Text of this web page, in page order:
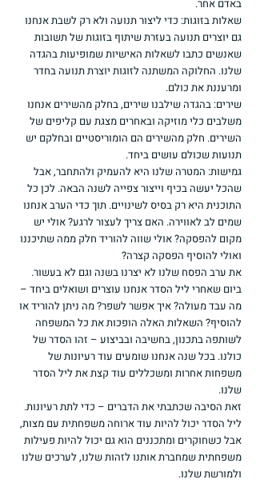
באדם אחר.
שאלות בזוגות: כדי ליצור תנועה ולא רק לשבת אנחנו
גם יוצרים תנועה בעזרת שיתוף בזוגות של תשובות
שאנשים כתבו לשאלות האישיות שמופיעות בהגדה
שלנו. החלוקה המשתנה לזוגות יוצרת תנועה בחדר
ומרעננת את כולם.
שירים: בהגדה שילבנו שירים, בחלק מהשירים אנחנו
משלבים כלי מוזיקה ובאחרים מצגת עם קליפים של
השירים. חלק מהשירים הם הומוריסטיים ובחלקם יש
תנועות שכולם עושים ביחד.
גמישות: המטרה שלנו היא להעמיק ולהתחבר, אבל
שהכל יעשה בכיף וייצור צפייה לשנה הבאה. לכן כל
התוכנית היא רק בסיס לשינויים. תוך כדי הערב אנחנו
שמים לב לאווירה. האם צריך לעצור לרגע? אולי יש
מקום להפסקה? אולי שווה להוריד חלק ממה שתיכננו
ואולי להוסיף הפסקה קצרה?
את ערב הפסח שלנו לא יצרנו בשנה וגם לא בעשור.
ביום שאחרי ליל הסדר אנחנו עוצרים ושואלים ביחד –
מה עבד מעולה? איך אפשר לשפר? מה ניתן להוריד או
להוסיף? השאלות האלה הופכות את כל המשפחה
לשותפה בתכנון, בחשיבה ובביצוע – זהו הסדר של
כולנו. בכל שנה אנחנו שומעים עוד רעיונות של
משפחות אחרות ומשכללים עוד קצת את ליל הסדר
שלנו.
זאת הסיבה שכתבתי את הדברים – כדי לתת רעיונות.
ליל הסדר יכול להיות עוד ארוחה משפחתית עם מצות,
אבל כשחוקרים ומתכננים הוא גם יכול להיות פעילות
משפחתית שמחברת אותנו לזהות שלנו, לערכים שלנו
ולמורשת שלנו.